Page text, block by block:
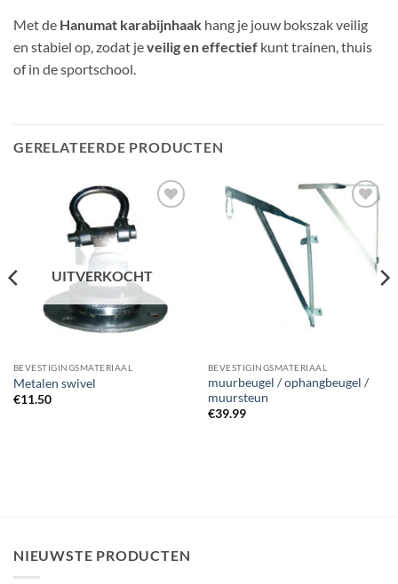
Met de Hanumat karabijnhaak hang je jouw bokszak veilig
en stabiel op, zodat jeveilig en effectief kunt trainen, thuis
of in de sportschool.
GERELATEERDE PRODUCTEN
verlanglijst
UITVERKOCHT
BEVESTIGINGSMATERIAAL
Metalen swivel
€11.50
Zet op
BEVESTIGINGSMATERIAAL
muurbeugel / ophangbeugel /
muursteun
€39.99
NIEUWSTE PRODUCTEN